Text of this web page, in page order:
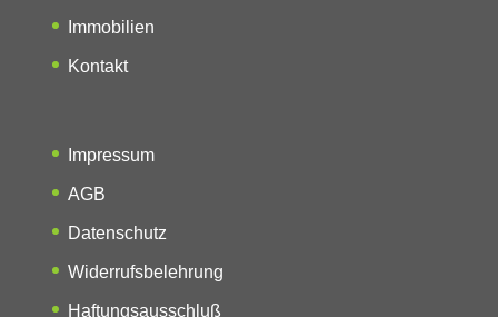
Immobilien
Kontakt
Impressum
AGB
Datenschutz
Widerrufsbelehrung
Haftungsausschluß